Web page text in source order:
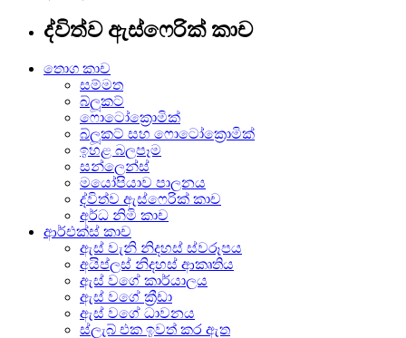
ද්විත්ව ඇස්ෆෙරික් කාච
තොග කාච
සම්මත
බ්ලූකට්
ෆොටෝක්‍රොමික්
බ්ලූකට් සහ ෆොටෝක්‍රොමික්
ඉහළ බලපෑම
සන්ලෙන්ස්
මයෝපියාව පාලනය
ද්විත්ව ඇස්ෆෙරික් කාච
අර්ධ නිමි කාච
ආර්එක්ස් කාච
ඇස් වැනි නිදහස් ස්වරූපය
අයිප්ලස් නිදහස් ආකෘතිය
ඇස් වගේ කාර්යාලය
ඇස් වගේ ක්‍රීඩා
ඇස් වගේ ධාවනය
ස්ලැබ් එක ඉවත් කර ඇත